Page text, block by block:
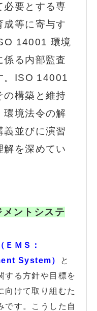
必要とする専
成等に寄与す
14001 環境
係る内部監査
ISO 14001
の構築と維持
環境法令の解
並びに演習
解を深めてい
ントシステ
ＥＭＳ：
System）
と
する方針や目標を
向けて取り組むた
です。こうした自